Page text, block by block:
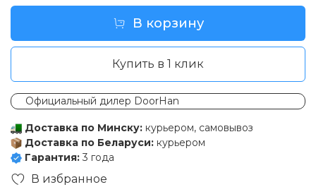
В избранное
В корзину
Купить в 1 клик
Официальный дилер DoorHan
Доставка по Минску: курьером, самовывоз
Доставка по Беларуси: курьером
Гарантия: 3 года